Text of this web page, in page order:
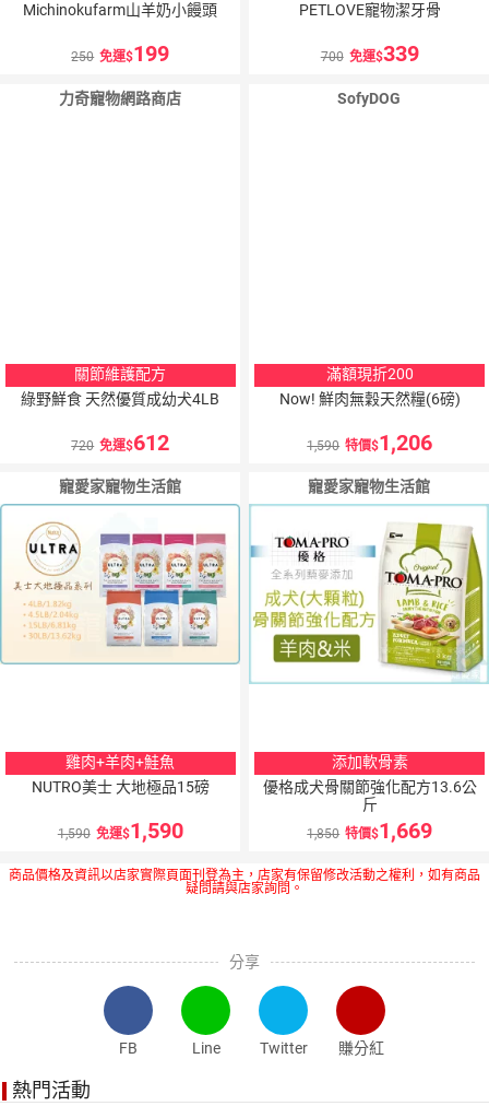
Michinokufarm山羊奶小饅頭
250 免運 199
PETLOVE寵物潔牙骨
700 免運 339
力奇寵物網路商店
關節維護配方
綠野鮮食 天然優質成幼犬4LB
720 免運 612
SofyDOG
滿額現折200
Now! 鮮肉無穀天然糧(6磅)
1,590 特價 1,206
寵愛家寵物生活館
雞肉+羊肉+鮭魚
NUTRO美士 大地極品15磅
1,590 免運 1,590
寵愛家寵物生活館
添加軟骨素
優格成犬骨關節強化配方13.6公
斤
1,850 特價 1,669
商品價格及資訊以店家實際頁面刊登為主，店家有保留修改活動之權利，如有商品
疑問請與店家詢問。
分享
FB Line Twitter 賺分紅
熱門活動